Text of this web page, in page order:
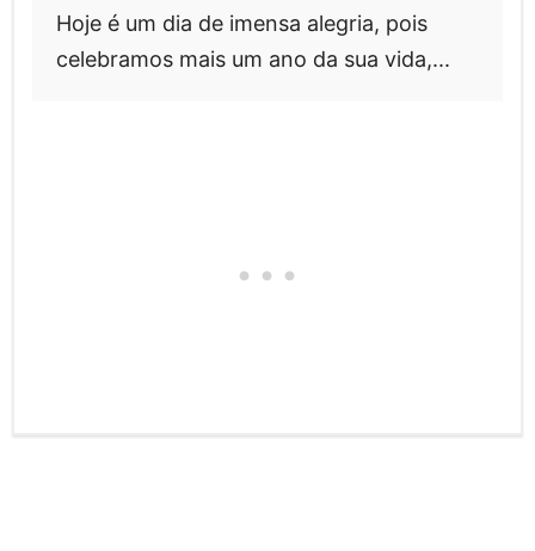
Hoje é um dia de imensa alegria, pois
celebramos mais um ano da sua vida,...